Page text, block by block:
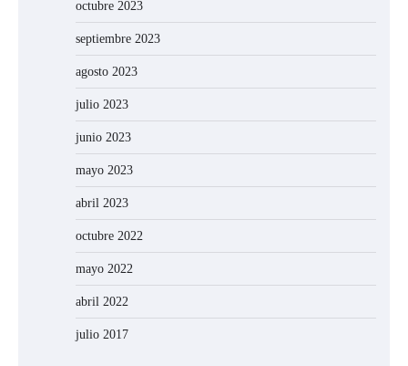
octubre 2023
septiembre 2023
agosto 2023
julio 2023
junio 2023
mayo 2023
abril 2023
octubre 2022
mayo 2022
abril 2022
julio 2017